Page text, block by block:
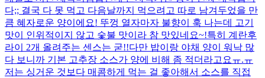
다;; 결국 다 못 먹고 다음날까지 먹으려고 따로 남겨두었을 만
큼 혜자로운 양이에요! 뚜껑 열자마자 불향이 훅 나는데 고기
맛이 인위적이지 않고 숯불 맛이라 참 맛있네요~!특히 계란후
라이 2개 올려주는 센스는 굳!! ​다만 밥이랑 야채 양이 워낙 많
다 보니까 기본 고추장 소스가 양에 비해 좀 적더라고요ㅠ.ㅠ
저는 싱거운 것보다 매콤하게 먹는 걸 좋아해서 소스를 직접